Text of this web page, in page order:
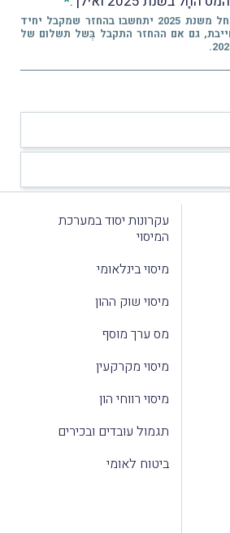
* שאלה מעניינת האם הָחל משנת 2025 יתחשבו בהחזר שמקבל יחיד
גם אם ההחזר התקבל בְּשל תשלום של
עקרונות יסוד במערכת
המיסוי
מיסוי בינלאומי
מיסוי שוק ההון
מס ערך מוסף
מיסוי מקרקעין
מיסוי רווחי הון
תגמול עובדים ובכירים
ביטוח לאומי